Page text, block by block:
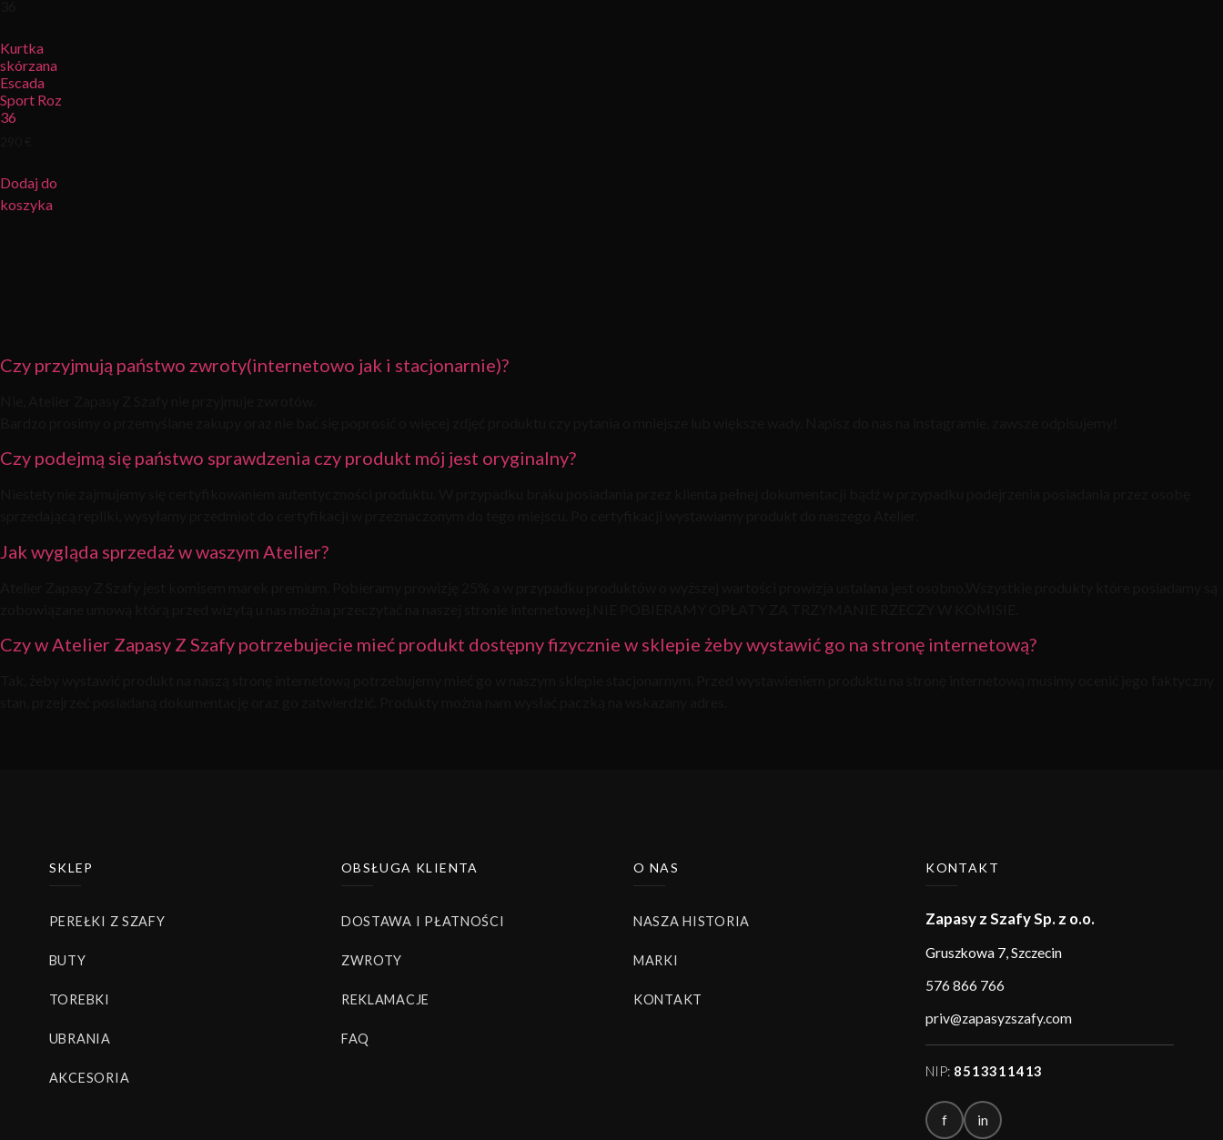
Kurtka
skórzana
Escada
Sport Roz
36
Dodaj do
koszyka
Czy przyjmują państwo zwroty(internetowo jak i stacjonarnie)?
Czy podejmą się państwo sprawdzenia czy produkt mój jest oryginalny?
Jak wygląda sprzedaż w waszym Atelier?
Czy w Atelier Zapasy Z Szafy potrzebujecie mieć produkt dostępny fizycznie w sklepie żeby wystawić go na stronę internetową?
SKLEP
PEREŁKI Z SZAFY
BUTY
TOREBKI
UBRANIA
AKCESORIA
OBSŁUGA KLIENTA
DOSTAWA I PŁATNOŚCI
ZWROTY
REKLAMACJE
FAQ
O NAS
NASZA HISTORIA
MARKI
KONTAKT
KONTAKT
Zapasy z Szafy Sp. z o.o.
Gruszkowa 7,Szczecin
576 866 766
priv@zapasyzszafy.com
NIP: 8513311413
f in